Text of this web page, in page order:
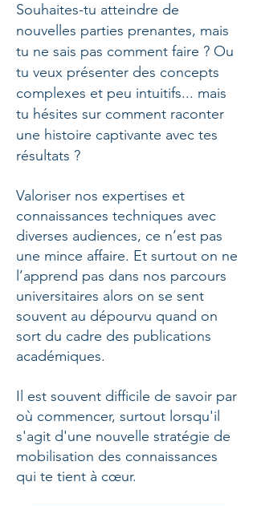
Souhaites-tu atteindre de
nouvelles parties prenantes, mais
tu ne sais pas comment faire ? Ou
tu veux présenter des concepts
complexes et peu intuitifs... mais
tu hésites sur comment raconter
une histoire captivante avec tes
résultats ?
Valoriser nos expertises et
connaissances techniques avec
diverses audiences, ce n’est pas
une mince affaire. Et surtout on ne
l’apprend pas dans nos parcours
universitaires alors on se sent
souvent au dépourvu quand on
sort du cadre des publications
académiques.
Il est souvent difficile de savoir par
où commencer, surtout lorsqu'il
s'agit d'une nouvelle stratégie de
mobilisation des connaissances
qui te tient à cœur.